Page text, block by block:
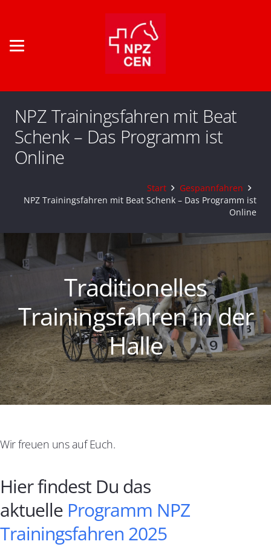
NPZ Trainingsfahren mit Beat
Schenk – Das Programm ist
Online
Start
Gespannfahren
NPZ Trainingsfahren mit Beat Schenk – Das Programm ist
Online
Traditionelles
Trainingsfahren in der
Halle
Wir freuen uns auf Euch.
Hier findest Du das
aktuelle Programm NPZ
Trainingsfahren 2025